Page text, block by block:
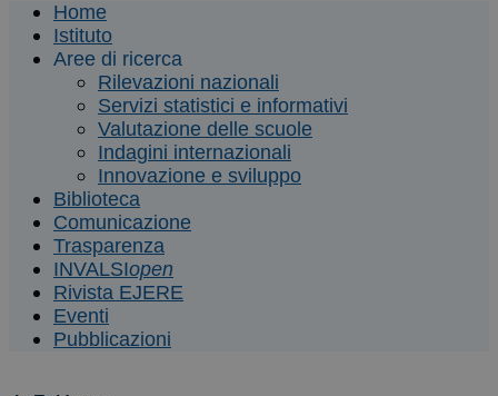
Home
Istituto
Aree di ricerca
Rilevazioni nazionali
Servizi statistici e informativi
Valutazione delle scuole
Indagini internazionali
Innovazione e sviluppo
Biblioteca
Comunicazione
Trasparenza
INVALSIopen
Rivista EJERE
Eventi
Pubblicazioni